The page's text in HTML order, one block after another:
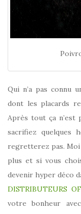
Qui n’a pas connu
dont les placards
Après tout ça n’est
sacrifiez quelques
regretterez pas.
plus et si vous
devenir hyper déco
DISTRIBUTEURS
votre bonheur